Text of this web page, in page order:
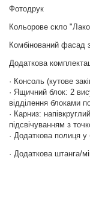
Фотодрук
Кольорове скло
Комбінований фасад
Додаткова
· Консоль (кутове
· Ящичний блок: 2
відділення блоками
· Карниз:
підсвічуванням з
· Додаткова полиця
· Додаткова штанга/